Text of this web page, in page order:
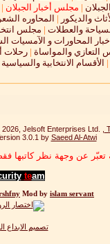
| مجلس أخبار الجبلان |
والديكور | المحاوره
والعطلات | مجلس
المحاورات و الآمسيات
التعازي والمواساة |رحلات
| الأقسام الانتخابية والسياسية
Jelsoft Enterprises Ltd. ,
3.0.1 by Saeed Al-Atwi
تعبّر عن وجهة نظر
team
Mod by islam servant
تصميم الابداع